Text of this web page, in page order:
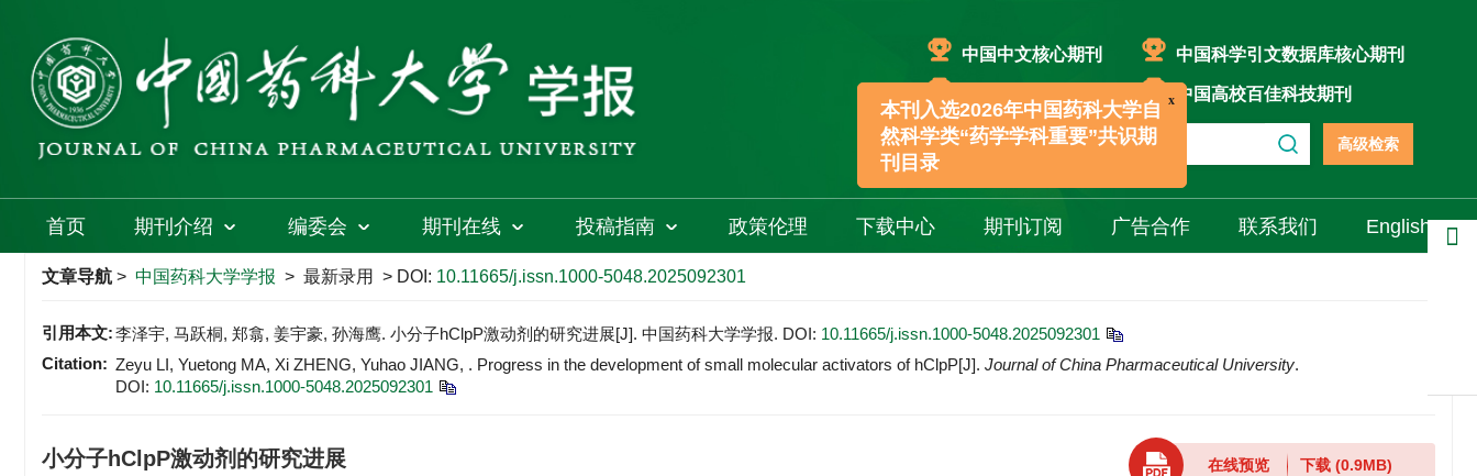
中国中文核心期刊 中国科学引文数据库核心期刊
中国高校百佳科技期刊
高级检索
首页 期刊介绍 编委会 期刊在线 投稿指南 政策伦理 下载中心 期刊订阅 广告合作 联系我们 English
文章导航 > 中国药科大学学报 > 最新录用 > DOI: 10.11665/j.issn.1000-5048.2025092301
引用本文:李泽宇, 马跃桐, 郑翕, 姜宇豪, 孙海鹰. 小分子hClpP激动剂的研究进展[J]. 中国药科大学学报. DOI: 10.11665/j.issn.1000-5048.2025092301
Citation: Zeyu LI, Yuetong MA, Xi ZHENG, Yuhao JIANG, . Progress in the development of small molecular activators of hClpP[J]. Journal of China Pharmaceutical University.
DOI: 10.11665/j.issn.1000-5048.2025092301
小分子hClpP激动剂的研究进展 在线预览 下载(0.9MB)
分享
x
本刊入选2026年中国药科大学自
然科学类“药学学科重要”共识期
刊目录